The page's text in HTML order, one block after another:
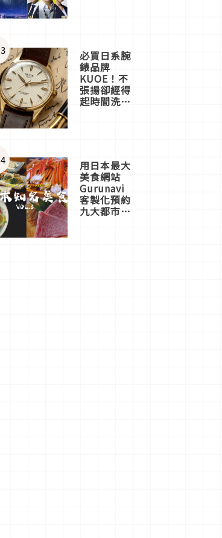
3 必買日系腕
錶品牌
KUOE！不
張揚卻經得
起時間洗鍊
4 用日本最大
美食網站
Gurunavi
客製化預約
九大都市餐